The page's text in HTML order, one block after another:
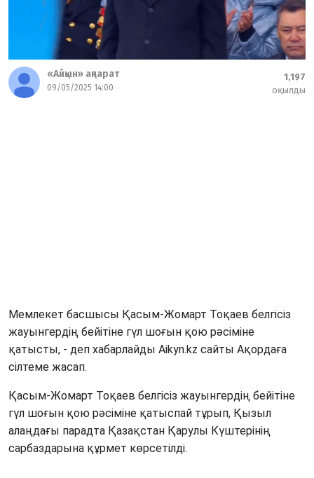
«Айқын» ақпарат
09/05/2025 14:00
1,197
оқылды
Мемлекет басшысы Қасым-Жомарт Тоқаев белгісіз
жауынгердің бейітіне гүл шоғын қою рәсіміне
қатысты, - деп хабарлайды Аikyn.kz сайты Ақордаға
сілтеме жасап.
Қасым-Жомарт Тоқаев белгісіз жауынгердің бейітіне
гүл шоғын қою рәсіміне қатыспай тұрып, Қызыл
алаңдағы парадта Қазақстан Қарулы Күштерінің
сарбаздарына құрмет көрсетілді.